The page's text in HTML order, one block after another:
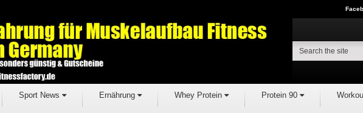
Sport News Ernährung Whey Protein Protein 90